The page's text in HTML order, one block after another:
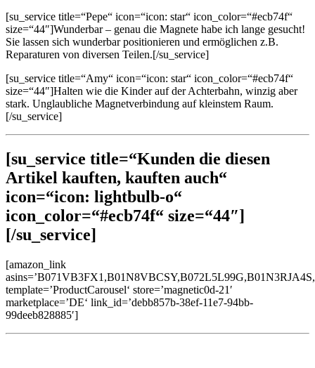
[su_service title=“Pepe“ icon=“icon: star“ icon_color=“#ecb74f“
size=“44″]Wunderbar – genau die Magnete habe ich lange gesucht!
Sie lassen sich wunderbar positionieren und ermöglichen z.B.
Reparaturen von diversen Teilen.[/su_service]
[su_service title=“Amy“ icon=“icon: star“ icon_color=“#ecb74f“
size=“44″]Halten wie die Kinder auf der Achterbahn, winzig aber
stark. Unglaubliche Magnetverbindung auf kleinstem Raum.
[/su_service]
[su_service title=“Kunden die diesen
Artikel kauften, kauften auch“
icon=“icon: lightbulb-o“
icon_color=“#ecb74f“ size=“44″]
[/su_service]
[amazon_link
template=’ProductCarousel‘ store=’magnetic0d-21′
marketplace=’DE‘ link_id=’debb857b-38ef-11e7-94bb-
99deeb828885′]